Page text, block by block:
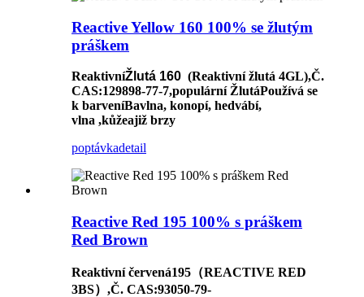
Reactive Yellow 160 100% se žlutým
práškem
ReaktivníŽlutá 160 (Reaktivní žlutá 4GL),Č.
CAS:129898-77-7,populární ŽlutáPoužívá se
k barveníBavlna, konopí, hedvábí,
vlna ,kůžeajiž brzy
poptávkadetail
Reactive Red 195 100% s práškem
Red Brown
Reaktivní červená195（REACTIVE RED
3BS） ,Č. CAS:93050-79-